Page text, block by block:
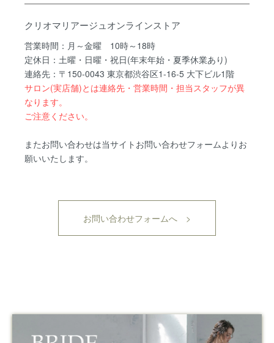
クリオマリアージュオンラインストア
営業時間：月～金曜 10時～18時
定休日：土曜・日曜・祝日(年末年始・夏季休業あり)
連絡先：〒150-0043 東京都渋谷区1-16-5 大下ビル1階
サロン(実店舗)とは連絡先・営業時間・担当スタッフが異
なります。
ご注意ください。
またお問い合わせは当サイトお問い合わせフォームよりお
願いいたします。
お問い合わせフォームへ >